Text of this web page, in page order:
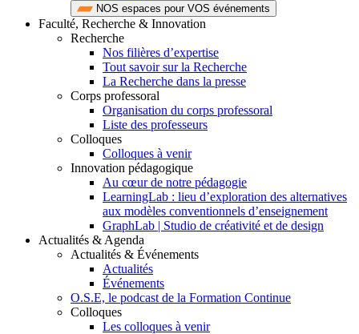
NOS espaces pour VOS événements
Faculté, Recherche & Innovation
Recherche
Nos filières d’expertise
Tout savoir sur la Recherche
La Recherche dans la presse
Corps professoral
Organisation du corps professoral
Liste des professeurs
Colloques
Colloques à venir
Innovation pédagogique
Au cœur de notre pédagogie
LearningLab : lieu d’exploration des alternatives
aux modèles conventionnels d’enseignement
GraphLab | Studio de créativité et de design
Actualités & Agenda
Actualités & Événements
Actualités
Événements
O.S.E, le podcast de la Formation Continue
Colloques
Les colloques à venir